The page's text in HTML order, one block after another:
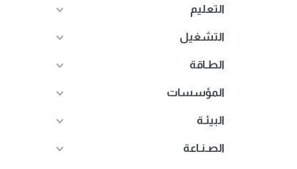
التعليم
التشغيل
الطـاقة
المؤسسات
البيئـة
الصـنـاعة